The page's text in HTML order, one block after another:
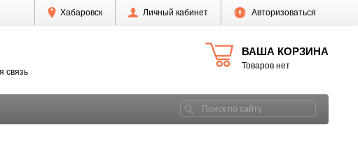
Хабаровск Личный кабинет Авторизоваться
ВАША КОРЗИНА
Товаров нет
связь